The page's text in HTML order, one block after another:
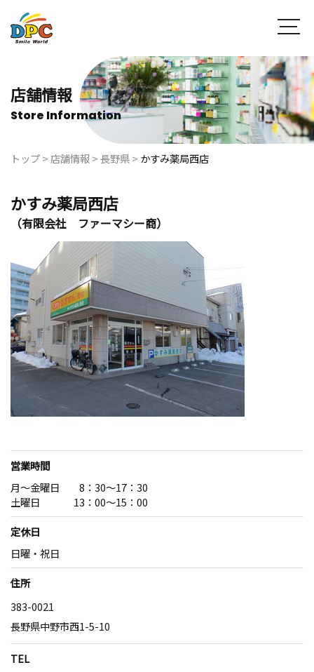
店舗情報
Store Information
トップ> 店舗情報>長野県> かすみ薬局西店
かすみ薬局西店
（有限会社 ファーマシー商）
営業時間
月～金曜日 8：30～17：30
土曜日 13：00～15：00
定休日
日曜・祝日
住所
383-0021
長野県中野市西1-5-10
TEL